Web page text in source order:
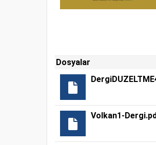
Dosyalar
Volkan1-